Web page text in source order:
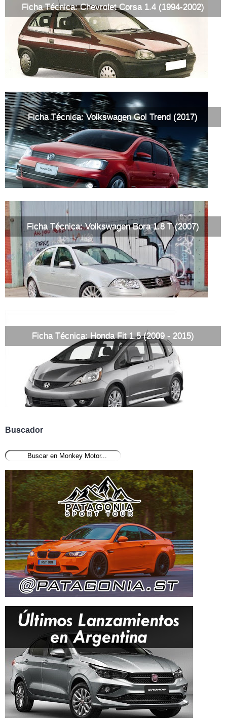
Ficha Técnica: Chevrolet Corsa 1.4 (1994-2002)
Ficha Técnica: Volkswagen Gol Trend (2017)
Ficha Técnica: Volkswagen Bora 1.8 T (2007)
Ficha Técnica: Honda Fit 1.5 (2009 - 2015)
Buscador